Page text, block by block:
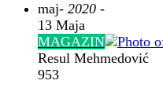
maj- 2020 -
13 Maja
MAGAZIN
Resul Mehmedović
953